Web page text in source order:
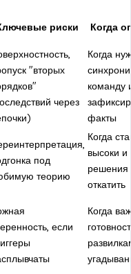
риски Когда
"вторых
через
Когда
команду
факты
под
теорию
Когда
высоки и
решения
откатить
если
Когда